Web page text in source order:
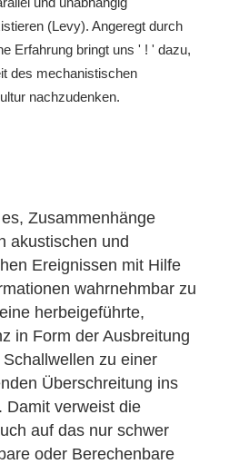
(Levy). Angeregt durch
Erfahrung bringt uns ' ! ' dazu,
des mechanistischen
nachzudenken.
Zusammenhänge
akustischen und
Ereignissen mit Hilfe
wahrnehmbar zu
herbeigeführte,
in Form der Ausbreitung
zu einer
Überschreitung ins
Damit verweist die
auf das nur schwer
oder Berechenbare